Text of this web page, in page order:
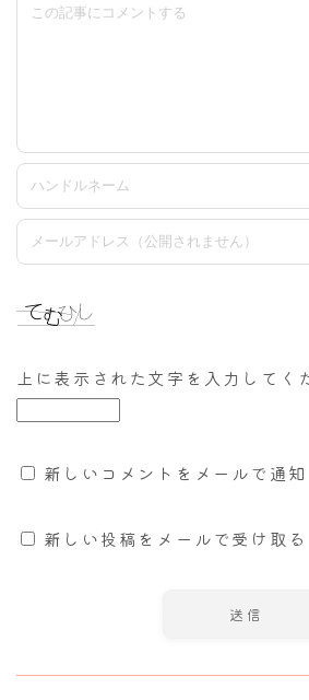
上に表示された文字を入力してく
新しいコメントをメールで通知
新しい投稿をメールで受け取る